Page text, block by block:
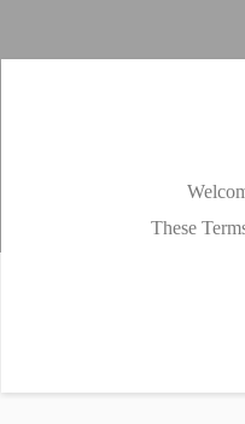
These